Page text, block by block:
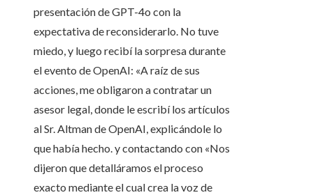
presentación de GPT-4o con la
expectativa de reconsiderarlo. No tuve
miedo, y luego recibí la sorpresa durante
el evento de OpenAI: «A raíz de sus
acciones, me obligaron a contratar un
asesor legal, donde le escribí los artículos
al Sr. Altman de OpenAI, explicándole lo
que había hecho. y contactando con «Nos
dijeron que detalláramos el proceso
exacto mediante el cual crea la voz de